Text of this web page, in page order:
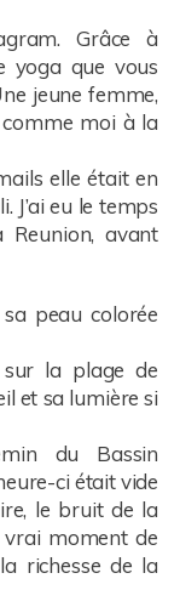
Grâce à
yoga que vous
jeune femme,
moi à la
elle était en
J’ai eu le temps
avant
peau colorée
sur la plage de
et sa lumière si
du Bassin
ci était vide
le bruit de la
moment de
richesse de la